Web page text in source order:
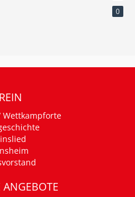
0
ANGEBOTE